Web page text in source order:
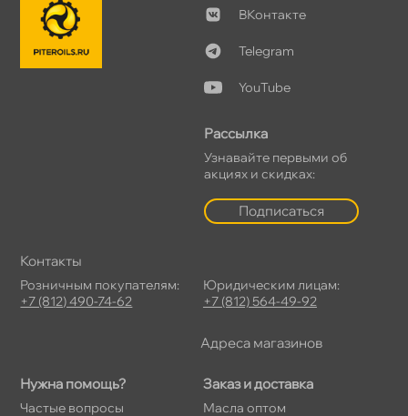
Нужна помощь?
Частые вопросы
Заказ и доставка
Масла оптом
Контакте
Telegram
YouTube
Рассылка
Узнавайте первыми о
акциях и скидках:
Подписаться
Контакты
Розничным покупателям:
+7 (812) 490-74-62
Юридическим лицам:
+7 (812) 564-49-92
Адреса магазино